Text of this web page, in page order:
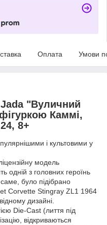
Оплата Умови
"Вуличний
Каммі,
8+
і культовими у
модель
одній з головних героїнь
було підібрано
Corvette Stingray ZL1 1964
дизайні.
Die-Cast (лиття під
відкриваються